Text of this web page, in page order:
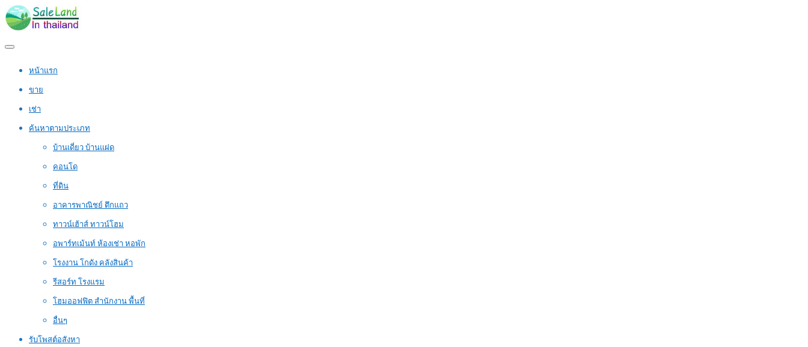
หน้าแรก
ขาย
เช่า
ค้นหาตามประเภท
บ้านเดี่ยว บ้านแฝด
คอนโด
ที่ดิน
อาคารพาณิชย์ ตึกแถว
ทาวน์เฮ้าส์ ทาวน์โฮม
อพาร์ทเม้นท์ ห้องเช่า หอพัก
โรงงาน โกดัง คลังสินค้า
รีสอร์ท โรงแรม
โฮมออฟฟิต สำนักงาน พื้นที่
อื่นๆ
รับโพสต์อสังหา